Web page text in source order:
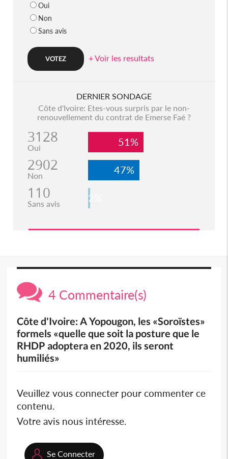
Oui
Non
Sans avis
+ Voir les resultats
DERNIER SONDAGE
Côte d'Ivoire: Etes-vous surpris par le non-
renouvellement du contrat de Emerse Faé ?
3128
Oui 51%
2902
Non 47%
110
Sans avis 2%
4 Commentaire(s)
Côte d'Ivoire: A Yopougon, les «Soroïstes»
formels «quelle que soit la posture que le
RHDP adoptera en 2020, ils seront
humiliés»
Veuillez vous connecter pour commenter ce
contenu.
Votre avis nous intéresse.
Se Connecter